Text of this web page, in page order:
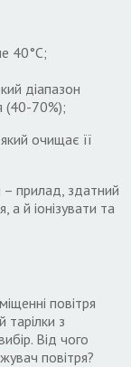
40°С;
діапазон
(40-70%);
який очищає її
– прилад, здатний
, а й іонізувати та
повітря
тарілки з
. Від чого
повітря?